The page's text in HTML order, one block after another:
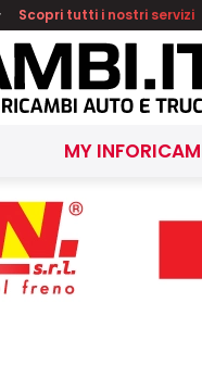
Scopri tutti i nostri servizi
MY